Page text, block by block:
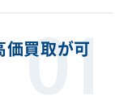
価買取が可